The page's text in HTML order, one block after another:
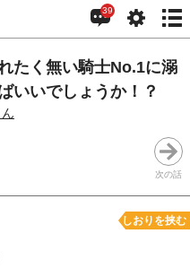
39
たく無い騎士No.1に溺
いいでしょうか！？
次の話
しおりを挟む